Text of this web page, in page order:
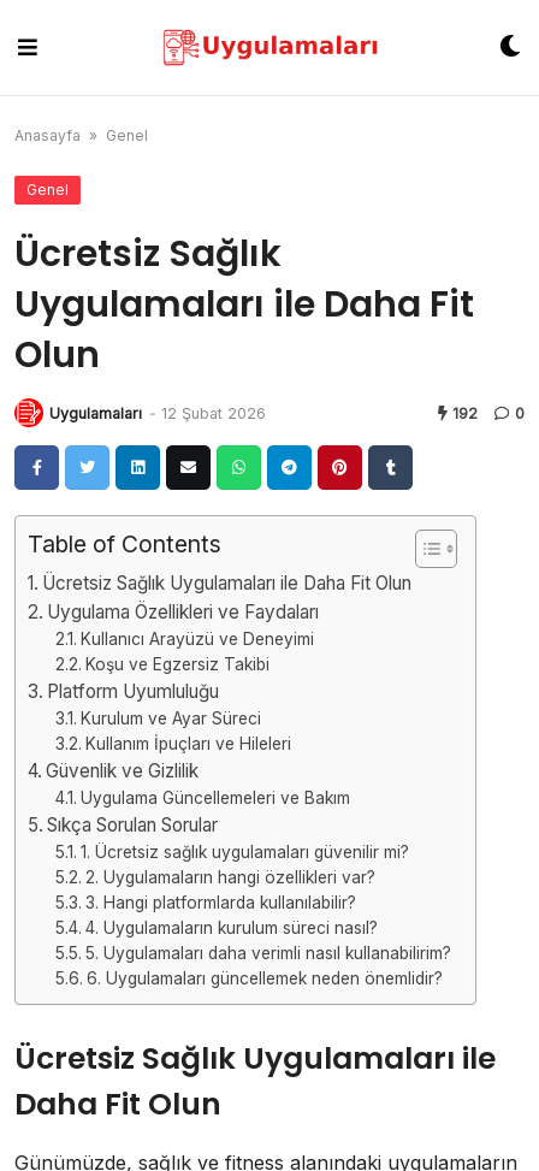
content
Anasayfa » Genel
Genel
Ücretsiz Sağlık
Uygulamaları ile Daha Fit
Olun
Uygulamaları - 12 Şubat 2026 192 0
Table of Contents
Ücretsiz Sağlık Uygulamaları ile Daha Fit Olun
Uygulama Özellikleri ve Faydaları
Kullanıcı Arayüzü ve Deneyimi
Koşu ve Egzersiz Takibi
Platform Uyumluluğu
Kurulum ve Ayar Süreci
Kullanım İpuçları ve Hileleri
Güvenlik ve Gizlilik
Uygulama Güncellemeleri ve Bakım
Sıkça Sorulan Sorular
1. Ücretsiz sağlık uygulamaları güvenilir mi?
2. Uygulamaların hangi özellikleri var?
3. Hangi platformlarda kullanılabilir?
4. Uygulamaların kurulum süreci nasıl?
5. Uygulamaları daha verimli nasıl kullanabilirim?
6. Uygulamaları güncellemek neden önemlidir?
Ücretsiz Sağlık Uygulamaları ile
Daha Fit Olun
Günümüzde, sağlık ve fitness alanındaki uygulamaların